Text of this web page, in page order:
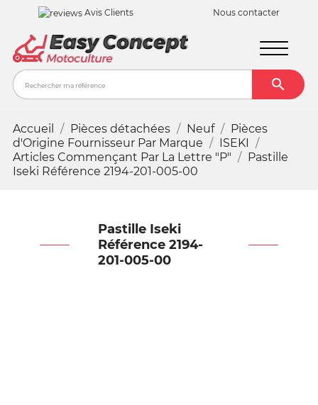
Avis Clients Nous contacter

Accueil Pièces détachées Neuf
Pièces
d'Origine Fournisseur Par Marque
ISEKI
Articles Commençant Par La Lettre "P"
Pastille
Iseki Référence 2194-201-005-00
Pastille Iseki
Référence 2194-
201-005-00